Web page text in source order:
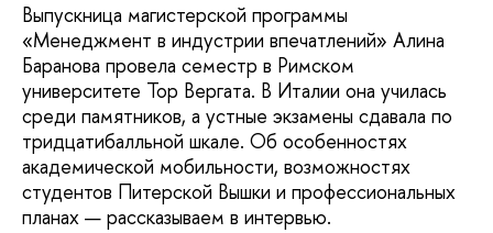
Выпускница магистерской программы
«Менеджмент в индустрии впечатлений» Алина
Баранова провела семестр в Римском
университете Тор Вергата. В Италии она училась
среди памятников, а устные экзамены сдавала по
тридцатибалльной шкале. Об особенностях
академической мобильности, возможностях
студентов Питерской Вышки и профессиональных
планах — рассказываем в интервью.